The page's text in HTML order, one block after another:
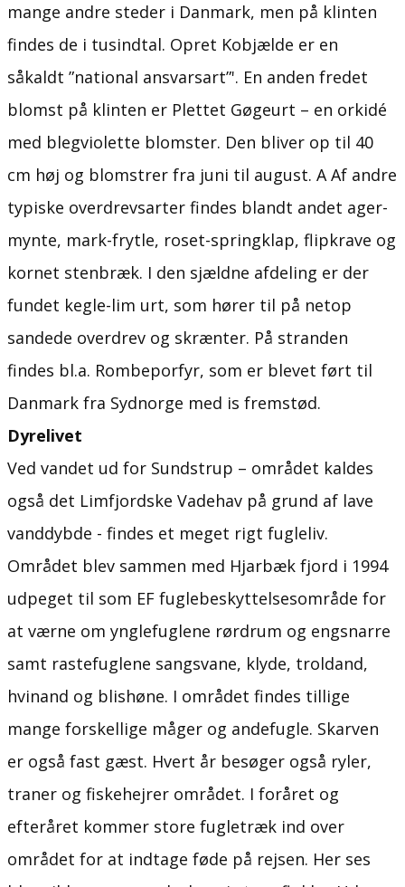
mange andre steder i Danmark, men på klinten
findes de i tusindtal. Opret Kobjælde er en
såkaldt ”national ansvarsart”'. En anden fredet
blomst på klinten er Plettet Gøgeurt – en orkidé
med blegviolette blomster. Den bliver op til 40
cm høj og blomstrer fra juni til august. A Af andre
typiske overdrevsarter findes blandt andet ager-
mynte, mark-frytle, roset-springklap, flipkrave og
kornet stenbræk. I den sjældne afdeling er der
fundet kegle-lim urt, som hører til på netop
sandede overdrev og skrænter. På stranden
findes bl.a. Rombeporfyr, som er blevet ført til
Danmark fra Sydnorge med is fremstød.
Dyrelivet
Ved vandet ud for Sundstrup – området kaldes
også det Limfjordske Vadehav på grund af lave
vanddybde - findes et meget rigt fugleliv.
Området blev sammen med Hjarbæk fjord i 1994
udpeget til som EF fuglebeskyttelsesområde for
at værne om ynglefuglene rørdrum og engsnarre
samt rastefuglene sangsvane, klyde, troldand,
hvinand og blishøne. I området findes tillige
mange forskellige måger og andefugle. Skarven
er også fast gæst. Hvert år besøger også ryler,
traner og fiskehejrer området. I foråret og
efteråret kommer store fugletræk ind over
området for at indtage føde på rejsen. Her ses